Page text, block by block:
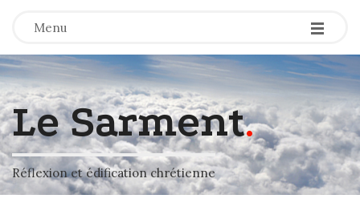
Menu -
-
-
Le Sarment.
Réflexion et édification chrétienne